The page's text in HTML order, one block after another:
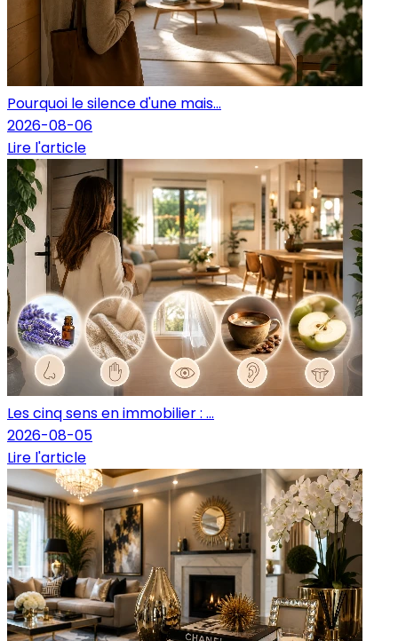
Pourquoi le silence d'une mais...
2026-08-06
Lire l'article
Les cinq sens en immobilier : ...
2026-08-05
Lire l'article